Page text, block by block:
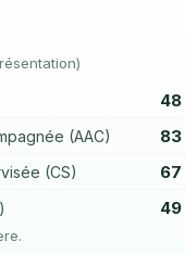
48
(AAC) 83
(CS) 67
49